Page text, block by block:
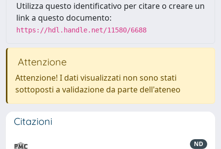
Utilizza questo identificativo per citare o creare un
link a questo documento:
https://hdl.handle.net/11580/6688
Attenzione
Attenzione! I dati visualizzati non sono stati
sottoposti a validazione da parte dell'ateneo
Citazioni
ND